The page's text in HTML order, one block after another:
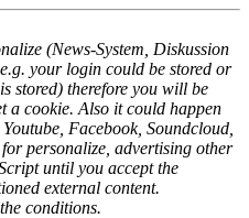
(News-System, Diskussion
your login could be stored or
stored) therefore you will be
a cookie. Also it could happen
Facebook, Soundcloud,
personalize, advertising other
until you accept the
external content.
conditions.